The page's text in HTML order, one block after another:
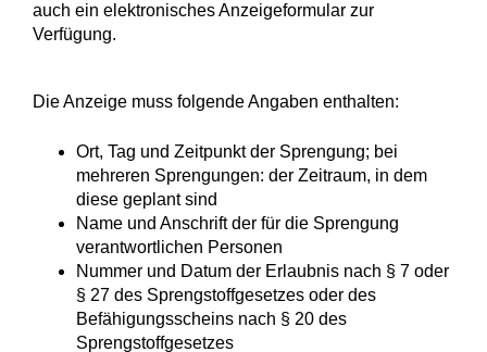
auch ein elektronisches Anzeigeformular zur
Verfügung.
Die Anzeige muss folgende Angaben enthalten:
Ort, Tag und Zeitpunkt der Sprengung; bei
mehreren Sprengungen: der Zeitraum, in dem
diese geplant sind
Name und Anschrift der für die Sprengung
verantwortlichen Personen
Nummer und Datum der Erlaubnis nach § 7 oder
§ 27 des Sprengstoffgesetzes oder des
Befähigungsscheins nach § 20 des
Sprengstoffgesetzes